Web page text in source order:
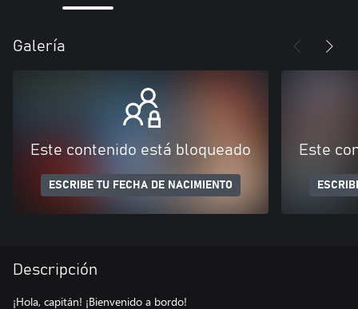
Galería
Este contenido está bloqueado
ESCRIBE TU FECHA DE NACIMIENTO
Este
Descripción
¡Hola, capitán! ¡Bienvenido a bordo!